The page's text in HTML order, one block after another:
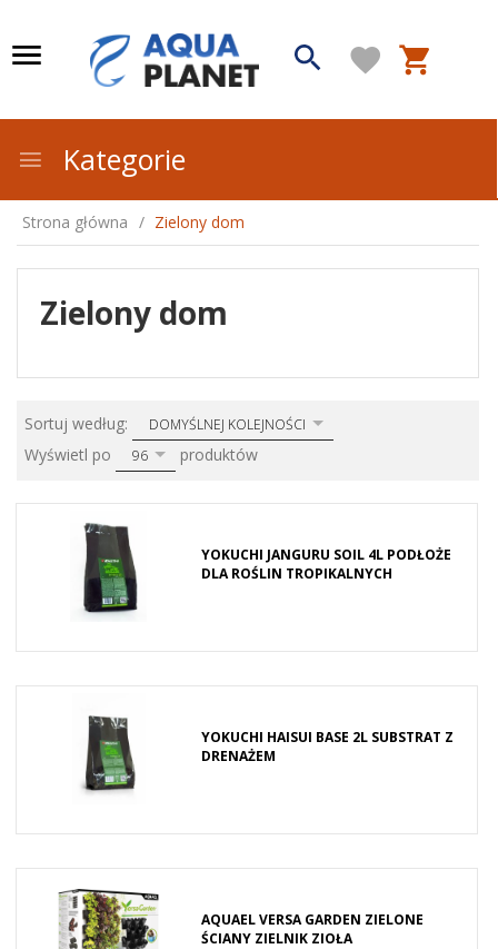
Kategorie
Strona główna Zielony dom
Zielony dom
Sortuj według: sortDOMYŚLNEJ KOLEJNOŚCI
Wyświetl po pop96 produktów
YOKUCHI JANGURU SOIL 4L PODŁOŻE
DLA ROŚLIN TROPIKALNYCH
YOKUCHI HAISUI BASE 2L SUBSTRAT Z
DRENAŻEM
AQUAEL VERSA GARDEN ZIELONE
ŚCIANY ZIELNIK ZIOŁA